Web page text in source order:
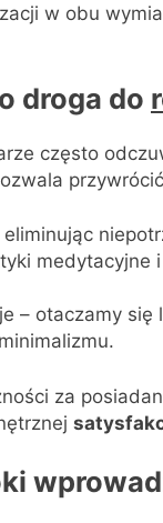
w obu
droga do
często
przywrócić
medytacyjne
– otaczamy
za